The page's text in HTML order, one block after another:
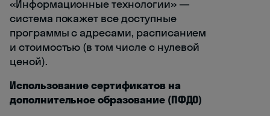
«Информационные технологии» —
система покажет все доступные
программы с адресами, расписанием
и стоимостью (в том числе с нулевой
ценой).
Использование сертификатов на
дополнительное образование (ПФДО)